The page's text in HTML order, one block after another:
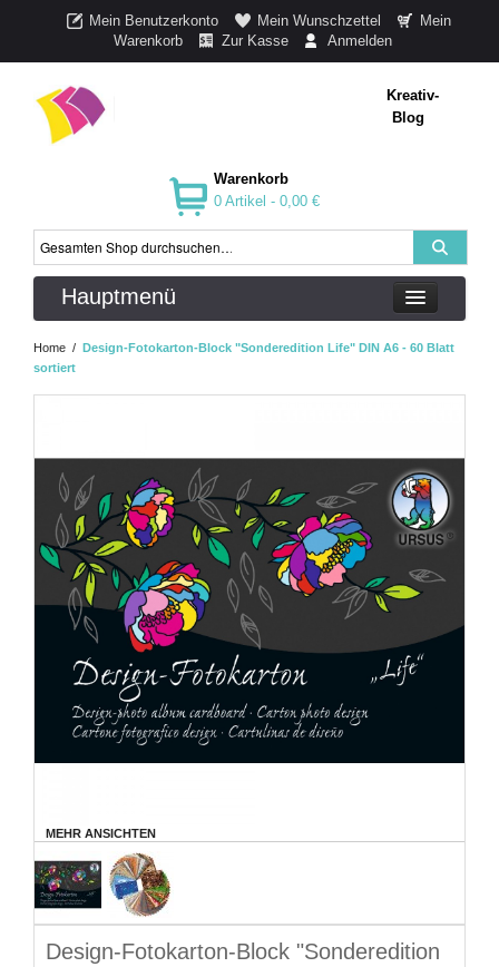
Mein Benutzerkonto Mein Wunschzettel
Mein
Warenkorb
Zur Kasse Anmelden
Kreativ-
Blog
Warenkorb
0 Artikel - 0,00 €
Hauptmenü
Home / Design-Fotokarton-Block "Sonderedition Life" DIN A6 - 60 Blatt
sortiert
MEHR ANSICHTEN
Design-Fotokarton-Block "Sonderedition